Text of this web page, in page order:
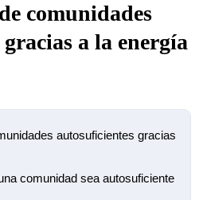
comunidades
a la energía
autosuficientes gracias
comunidad sea autosuficiente